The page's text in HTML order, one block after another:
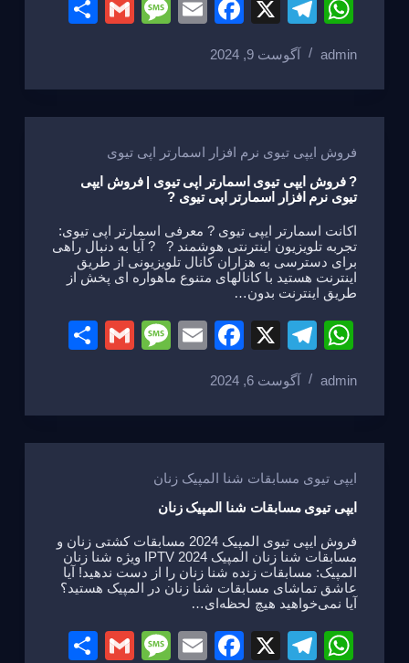
W
at
s
A
p
p
T
e
gr
a
m
X
F
c
e
b
o
o
k
E
M
a
g
e
G
e
admin آگوست 9, 2024
فروش ایپی تیوی نرم افزار اسمارتر اپی تیوی
? فروش ایپی تیوی اسمارتر اپی تیوی | فروش ایپی
تیوی نرم افزار اسمارتر اپی تیوی ?
اکانت اسمارتر ایپی تیوی ? معرفی اسمارتر اپی تیوی:
تجربه تلویزیون اینترنتی هوشمند ? ? آیا به دنبال راهی
برای دسترسی به هزاران کانال تلویزیونی از طریق
اینترنت هستید با کانالهای متنوع ماهواره ای پخش از
طریق اینترنت بدون…
W
at
s
A
p
p
T
e
gr
a
m
X
F
c
e
b
o
o
k
E
M
a
g
G
e
admin آگوست 6, 2024
ایپی تیوی مسابقات شنا المپیک زنان
ایپی تیوی مسابقات شنا المپیک زنان
فروش ایپی تیوی المپیک 2024 مسابقات کشتی زنان و
مسابقات شنا زنان المپیک 2024 IPTV ویژه شنا زنان
المپیک: مسابقات زنده شنا زنان را از دست ندهید! آیا
عاشق تماشای مسابقات شنا زنان در المپیک هستید؟
آیا نمی‌خواهید هیچ لحظه‌ای…
W
T
X
F
E
M
G